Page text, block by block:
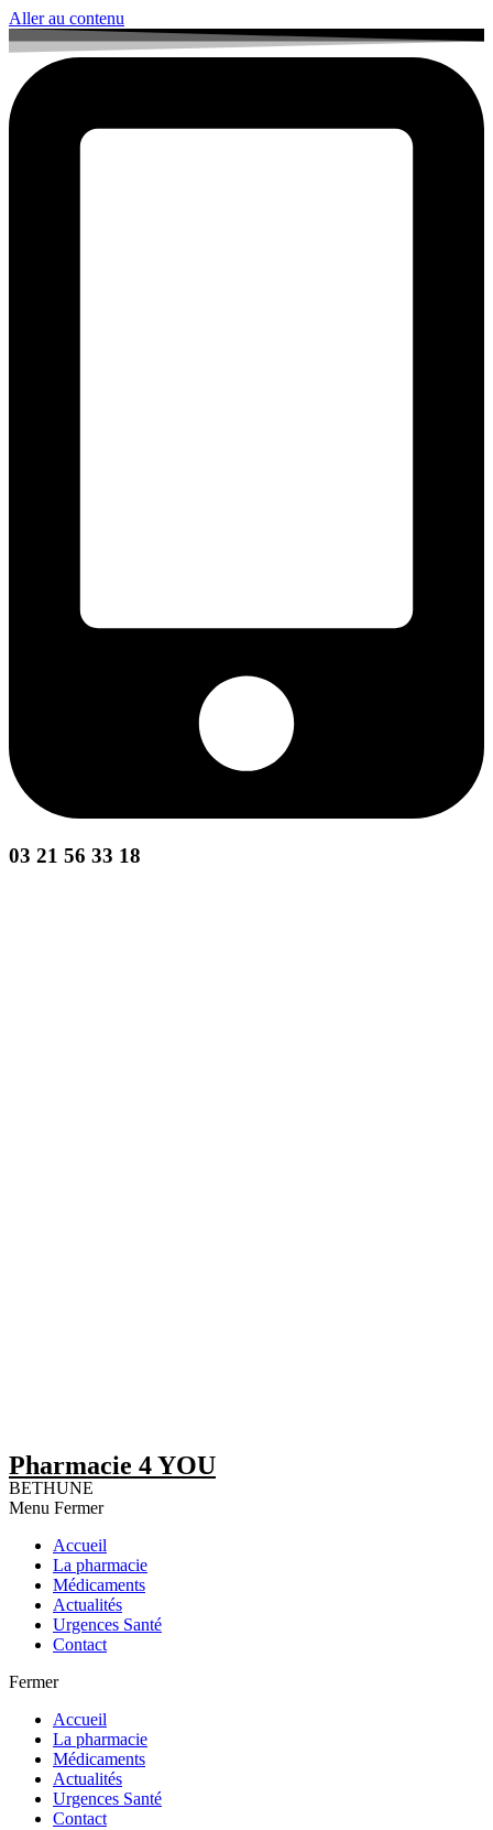
Aller au contenu
03 21 56 33 18
Pharmacie 4 YOU
BETHUNE
Menu Fermer
Accueil
La pharmacie
Médicaments
Actualités
Urgences Santé
Contact
Fermer
Accueil
La pharmacie
Médicaments
Actualités
Urgences Santé
Contact